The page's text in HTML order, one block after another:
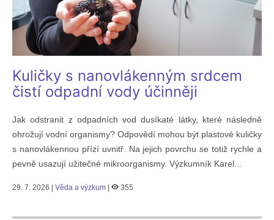
Kuličky s nanovlákenným srdcem
čistí odpadní vody účinněji
Jak odstranit z odpadních vod dusíkaté látky, které následně
ohrožují vodní organismy? Odpovědí mohou být plastové kuličky
s nanovlákennou přízí uvnitř. Na jejich povrchu se totiž rychle a
pevně usazují užitečné mikroorganismy. Výzkumník Karel...
29. 7. 2026 | Věda a výzkum 355